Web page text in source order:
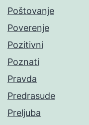
Poštovanje
Poverenje
Pozitivni
Poznati
Pravda
Predrasude
Preljuba